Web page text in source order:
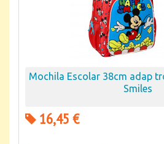
Mochila Escolar 38cm adap
Smiles
16,45 €